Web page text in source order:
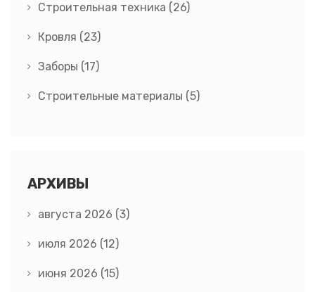
Строительная техника (26)
Кровля (23)
Заборы (17)
Строительные материалы (5)
АРХИВЫ
августа 2026 (3)
июля 2026 (12)
июня 2026 (15)